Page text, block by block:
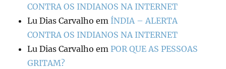
CONTRA OS INDIANOS NA INTERNET
Lu Dias Carvalho em ÍNDIA – ALERTA
CONTRA OS INDIANOS NA INTERNET
Lu Dias Carvalho emPOR QUE AS PESSOAS
GRITAM?